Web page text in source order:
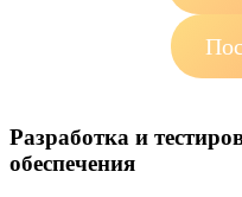
Разработка и
обеспечения